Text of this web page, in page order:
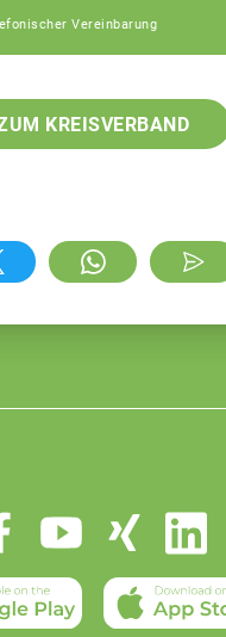
Vereinbarung
KREISVERBAND